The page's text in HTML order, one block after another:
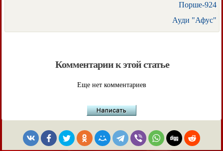
Порше-924
Ауди "Афус"
Комментарии к этой статье
Еще нет комментариев